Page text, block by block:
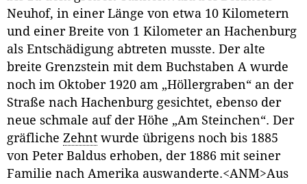
Neuhof, in einer Länge von etwa 10 Kilometern
und einer Breite von 1 Kilometer an Hachenburg
als Entschädigung abtreten musste. Der alte
breite Grenzstein mit dem Buchstaben A wurde
noch im Oktober 1920 am „Höllergraben“ an der
Straße nach Hachenburg gesichtet, ebenso der
neue schmale auf der Höhe „Am Steinchen“. Der
gräfliche Zehnt wurde übrigens noch bis 1885
von Peter Baldus erhoben, der 1886 mit seiner
Familie nach Amerika auswanderte.<ANM>Aus